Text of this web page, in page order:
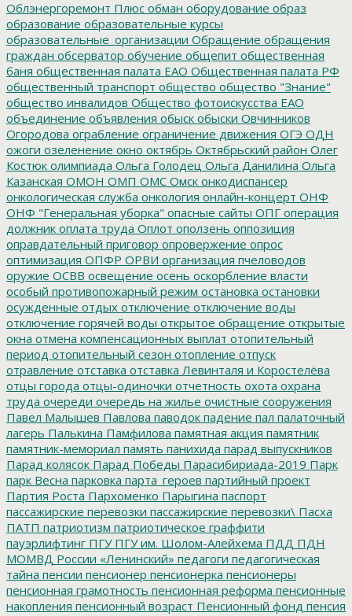
Облэнергоремонт Плюс обман оборудование образ
образование образовательные курсы
образовательные_организации Обращение обращения
граждан обсерватор обучение общепит общественная
баня общественная палата ЕАО Общественная палата РФ
общественный транспорт общество общество "Знание"
общество инвалидов Общество фотоискусства ЕАО
объединение объявления обыск обыски Овчинников
Огородова ограбление ограничение движения ОГЭ ОДН
ожоги озеленение окно октябрь Октябрьский район Олег
Костюк олимпиада Ольга Голодец Ольга Данилина Ольга
Казанская ОМОН ОМП ОМС Омск онкодиспансер
онкологическая служба онкология онлайн-концерт ОНФ
ОНФ "Генеральная уборка" опасные сайты ОПГ операция
должник оплата труда Оплот оползень оппозиция
оправдательный приговор опровержение опрос
оптимизация ОПФР ОРВИ организация пчеловодов
оружие ОСВВ освещение осень оскорбление власти
особый противопожарный режим остановка остановки
осужденные отдых отключение отключение воды
отключение горячей воды открытое обращение открытые
окна отмена компенсационных выплат отопительный
период отопительный сезон отопление отпуск
отравление отставка отставка Левинталя и Коростелёва
отцы города отцы-одиночки отчетность охота охрана
труда очереди очередь на жилье очистные сооружения
Павел Малышев Павлова паводок падение пал палаточный
лагерь Палькина Памфилова памятная акция памятник
памятник-мемориал память панихида парад выпускников
Парад колясок Парад Победы Парасибириада-2019 Парк
парк Весна парковка парта_героев партийный проект
Партия Роста Пархоменко Парыгина паспорт
пассажирские перевозки пассажирские перевозки\ Пасха
ПАТП патриотизм патриотическое граффити
пауэрлифтинг ПГУПГУ им. Шолом-Алейхема ПДД ПДН
МОМВД России «Ленинский» педагоги педагогическая
тайна пенсии пенсионер пенсионерка пенсионеры
пенсионная грамотность пенсионная реформа пенсионные
накопления пенсионный возраст Пенсионный фонд пенсия